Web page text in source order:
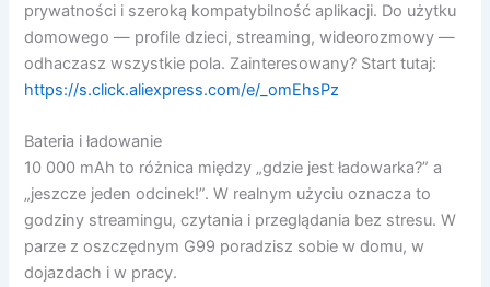
prywatności i szeroką kompatybilność aplikacji. Do użytku
domowego — profile dzieci, streaming, wideorozmowy —
odhaczasz wszystkie pola. Zainteresowany? Start tutaj:
https://s.click.aliexpress.com/e/_omEhsPz
Bateria i ładowanie
10 000 mAh to różnica między „gdzie jest ładowarka?” a
„jeszcze jeden odcinek!”. W realnym użyciu oznacza to
godziny streamingu, czytania i przeglądania bez stresu. W
parze z oszczędnym G99 poradzisz sobie w domu, w
dojazdach i w pracy.